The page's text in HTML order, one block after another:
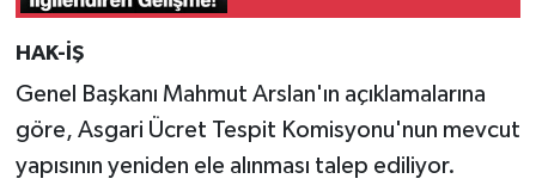
HAK-İŞ
Genel Başkanı Mahmut Arslan'ın açıklamalarına
göre, Asgari Ücret Tespit Komisyonu'nun mevcut
yapısının yeniden ele alınması talep ediliyor.